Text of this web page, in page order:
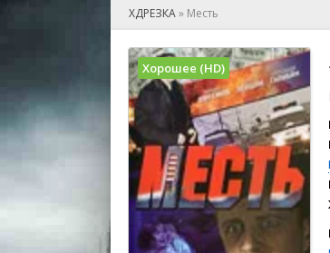
ХДРЕЗКА» Месть
Хорошее (HD)